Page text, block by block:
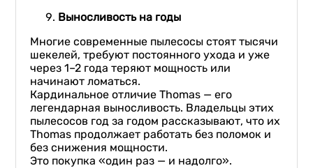
Выносливость на годы
Многие современные пылесосы стоят тысячи
шекелей, требуют постоянного ухода и уже
через 1–2 года теряют мощность или
начинают ломаться.
Кардинальное отличие Thomas — его
легендарная выносливость. Владельцы этих
пылесосов год за годом рассказывают, что их
Thomas продолжает работать без поломок и
без снижения мощности.
Это покупка «один раз — и надолго».